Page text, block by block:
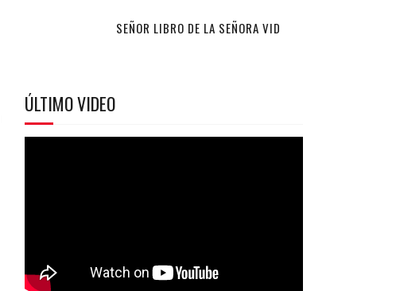
SEÑOR LIBRO DE LA SEÑORA VID
ÚLTIMO VIDEO